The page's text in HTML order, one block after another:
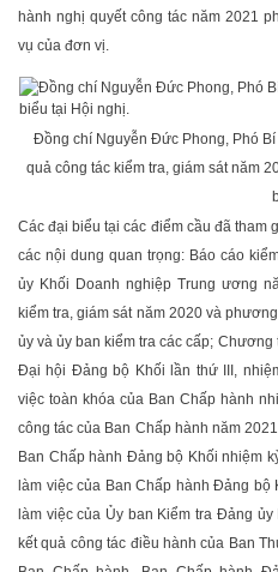
hành nghị quyết công tác năm 2021
vụ của đơn vị.
Đồng chí Nguyễn Đức Phong, Phó
quả công tác kiểm tra, giám sát năm
Các đại biểu tại các điểm cầu đã tham
các nội dung quan trọng: Báo cáo
ủy Khối Doanh nghiệp Trung ương
kiểm tra, giám sát năm 2020 và
ủy và ủy ban kiểm tra các cấp;
Đại hội Đảng bộ Khối lần thứ III,
việc toàn khóa của Ban Chấp hành
công tác của Ban Chấp hành năm
Ban Chấp hành Đảng bộ Khối nhiệm
làm việc của Ban Chấp hành Đảng bộ
làm việc của Ủy ban Kiểm tra Đảng
kết quả công tác điều hành của Ban